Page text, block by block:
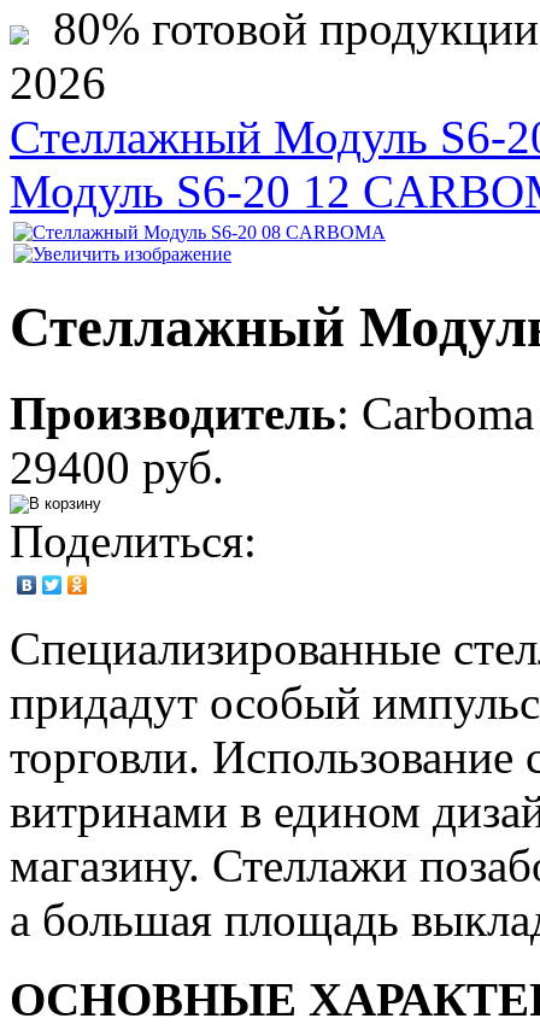
80% готовой
2026
Стеллажный Модуль S6-
Модуль S6-20 12
Стеллажный
Производитель: Carboma
29400 руб.
Поделиться:
Специализированные
придадут особый
торговли.
витринами в едином
магазину. Стеллажи
а большая площадь
ОСНОВНЫЕ